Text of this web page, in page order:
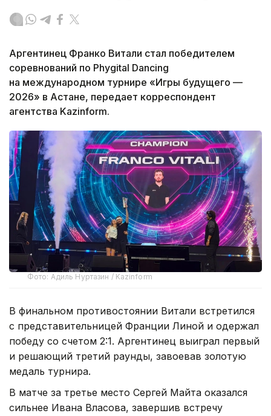
Аргентинец Франко Витали стал победителем
соревнований по Phygital Dancing
на международном турнире «Игры будущего —
2026» в Астане, передает корреспондент
агентства Kazinform.
Фото: Адиль Нуртазин / Kazinform
В финальном противостоянии Витали встретился
с представительницей Франции Линой и одержал
победу со счетом 2:1. Аргентинец выиграл первый
и решающий третий раунды, завоевав золотую
медаль турнира.
В матче за третье место Сергей Майта оказался
сильнее Ивана Власова, завершив встречу